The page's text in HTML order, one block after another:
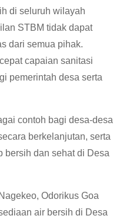
di seluruh wilayah
STBM tidak dapat
dari semua pihak.
capaian sanitasi
pemerintah desa serta
contoh bagi desa-desa
berkelanjutan, serta
bersih dan sehat di Desa
Odorikus Goa
air bersih di Desa